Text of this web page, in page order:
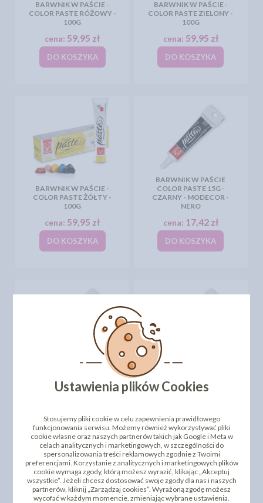
BARWNIK W PAŚCIE -
COLOR PASTE RÓŻOWY -
100G
cena:59,95 zł
DO KOSZYKA
BARWNIK W PAŚCIE -
COLOR PASTE ZIELONY -
100G
cena: 59,95 zł
DO KOSZYKA
BARWNIK W PAŚCIE -
COLOR PASTE ŻÓŁTY -
100G
cena:59,95 zł
DO KOSZYKA
BARWNIK W PAŚCIE
COLOR PASTE 15G -
CZARNY - MODECOR -
NERO
cena: 17,42 zł
DO KOSZYKA
BARWNIK W PAŚCIE
CZERWONY - MODECOR -
ROSSO
DO KOSZYKA
BARWNIK W PAŚCIE
NIEBIESKI - MODECOR -
AZZURRO
DO KOSZYKA
Ustawienia plików Cookies
Stosujemy pliki cookie w celu zapewnienia prawidłowego
funkcjonowania serwisu. Możemy również wykorzystywać pliki
cookie własne oraz naszych partnerów takich jak Google i Meta w
celach analitycznych i marketingowych, w szczególności do
spersonalizowania treści reklamowych zgodnie z Twoimi
preferencjami. Korzystanie z analitycznych i marketingowych plików
cookie wymaga zgody, którą możesz wyrazić, klikając „Akceptuj
wszystkie”. Jeżeli chcesz dostosować swoje zgody dla nas i naszych
partnerów, kliknij „Zarządzaj cookies”. Wyrażoną zgodę możesz
wycofać w każdym momencie, zmieniając wybrane ustawienia.